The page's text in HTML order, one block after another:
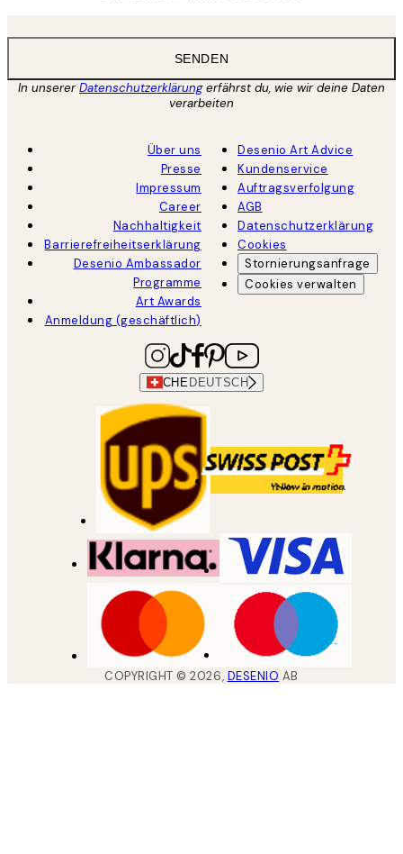
SENDEN
In unsererDatenschutzerklärungerfährst du, wie wir deine Daten
verarbeiten
Über uns
Presse
Impressum
Career
Nachhaltigkeit
Barrierefreiheitserklärung
Desenio Ambassador
Programme
Art Awards
Anmeldung (geschäftlich)
Desenio Art Advice
Kundenservice
Auftragsverfolgung
AGB
Datenschutzerklärung
Cookies
Stornierungsanfrage
Cookies verwalten
CHE DEUTSCH
COPYRIGHT ©2026, DESENIO AB